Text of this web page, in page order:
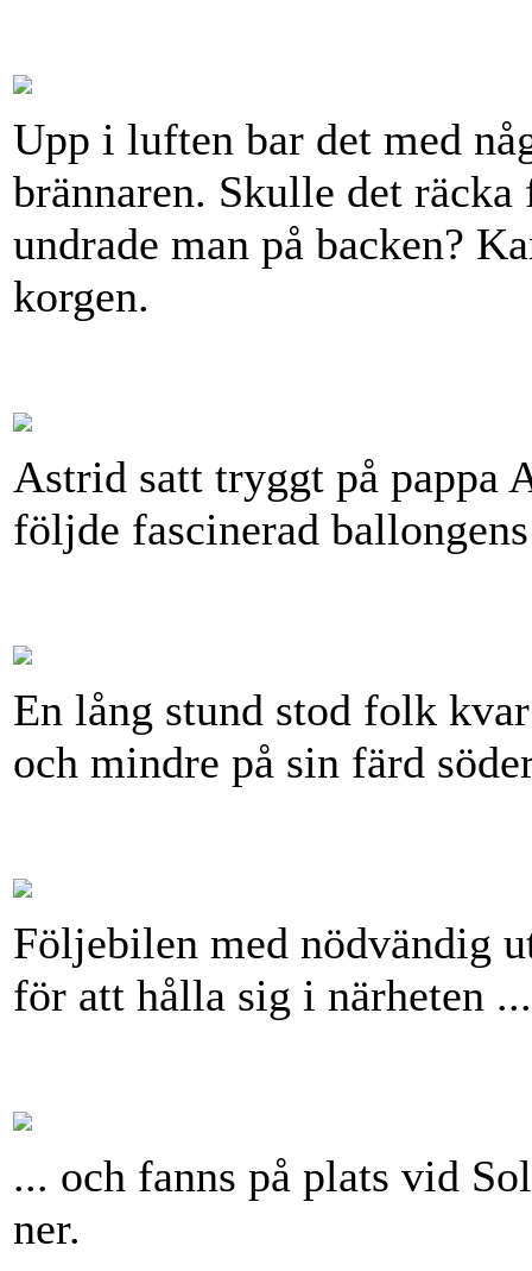
Upp i luften bar det med
brännaren. Skulle det
undrade man på backen?
korgen.
Astrid satt tryggt på pappa
följde fascinerad
En lång stund stod folk
och mindre på sin färd
Följebilen med nödvändig
för att hålla sig i närheten ...
... och fanns på plats vid
ner.